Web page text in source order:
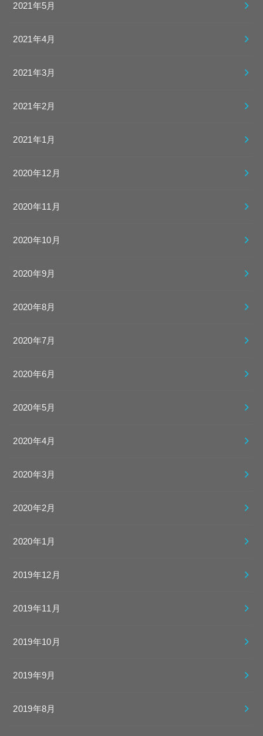
2021年5月
2021年4月
2021年3月
2021年2月
2021年1月
2020年12月
2020年11月
2020年10月
2020年9月
2020年8月
2020年7月
2020年6月
2020年5月
2020年4月
2020年3月
2020年2月
2020年1月
2019年12月
2019年11月
2019年10月
2019年9月
2019年8月